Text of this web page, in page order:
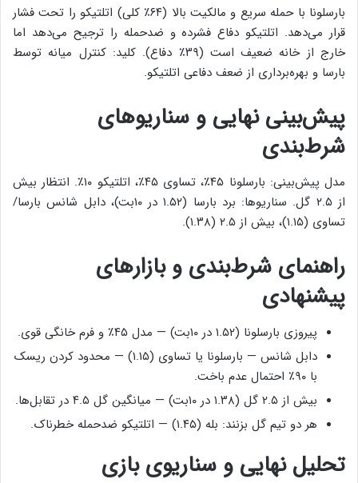
بارسلونا با حمله سریع و مالکیت بالا (۶۴٪ کلی) اتلتیکو را تحت فشار
قرار می‌دهد. اتلتیکو دفاع فشرده و ضدحمله را ترجیح می‌دهد اما
خارج از خانه ضعیف است (۳۹٪ دفاع). کلید: کنترل میانه توسط
بارسا و بهره‌برداری از ضعف دفاعی اتلتیکو.
پیش‌بینی نهایی و سناریوهای
شرط‌بندی
مدل پیش‌بینی: بارسلونا ۴۵٪، تساوی ۴۵٪، اتلتیکو ۱۰٪. انتظار بیش
از ۲.۵ گل. سناریوها: برد بارسا (۱.۵۲ در ۱۰بت)، دابل شانس بارسا/
تساوی (۱.۱۵)، بیش از ۲.۵ (۱.۳۸).
راهنمای شرط‌بندی و بازار‌های
پیشنهادی
پیروزی بارسلونا (۱.۵۲ در ۱۰بت) — مدل ۴۵٪ و فرم خانگی قوی.
دابل شانس — بارسلونا یا تساوی (۱.۱۵) — محدود کردن ریسک
با ۹۰٪ احتمال عدم باخت.
بیش از ۲.۵ گل (۱.۳۸ در ۱۰بت) — میانگین گل ۴.۵ در تقابل‌ها.
هر دو تیم گل بزنند: بله (۱.۴۵) — اتلتیکو ضدحمله خطرناک.
تحلیل نهایی و سناریوی بازی